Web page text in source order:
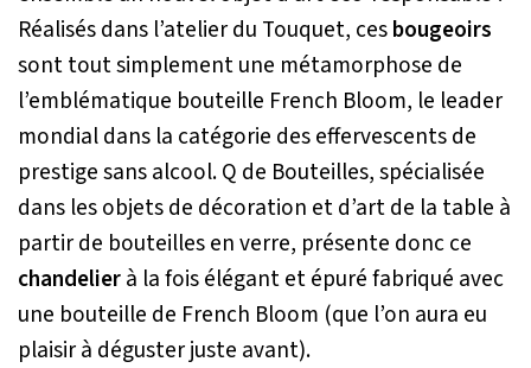
Réalisés dans l’atelier du Touquet, cesbougeoirs
sont tout simplement une métamorphose de
l’emblématique bouteille French Bloom, le leader
mondial dans la catégorie des effervescents de
prestige sans alcool. Q de Bouteilles, spécialisée
dans les objets de décoration et d’art de la table à
partir de bouteilles en verre, présente donc ce
chandelierà la fois élégant et épuré fabriqué avec
une bouteille de French Bloom (que l’on aura eu
plaisir à déguster juste avant).